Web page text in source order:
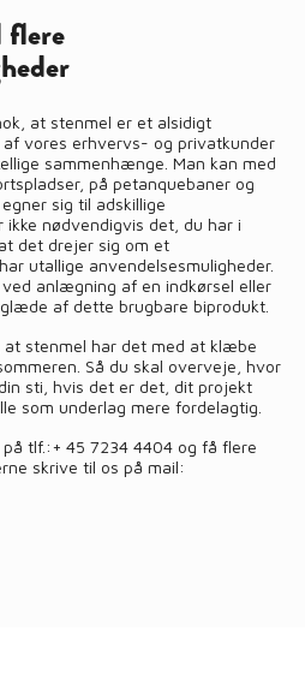
flere
at stenmel er et alsidigt
vores erhvervs- og privatkunder
sammenhænge. Man kan med
på petanquebaner og
sig til adskillige
nødvendigvis det, du har i
det drejer sig om et
utallige anvendelsesmuligheder.
anlægning af en indkørsel eller
af dette brugbare biprodukt.
at stenmel har det med at klæbe
Så du skal overveje, hvor
sti, hvis det er det, dit projekt
som underlag mere fordelagtig.
tlf.:+ 45 7234 4404 og få flere
skrive til os på mail: